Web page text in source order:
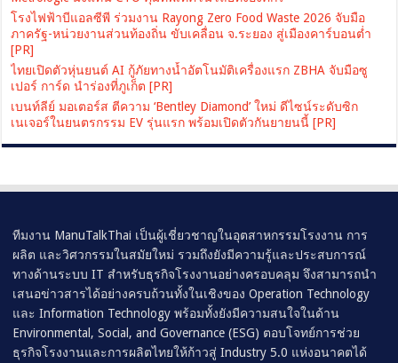
โรงไฟฟ้าบีแอลซีพี ร่วมงาน Rayong Zero Food Waste 2026 จับมือ
ภาครัฐ-หน่วยงานส่วนท้องถิ่น ขับเคลื่อน จ.ระยอง สู่เมืองคาร์บอนต่ำ
[PR]
ไทยเปิดตัวหุ่นยนต์ AI กู้ภัยทางน้ำอัตโนมัติเครื่องแรก ZBHA จับมือซู
เปอร์ การ์ด นำร่องที่ภูเก็ต [PR]
เบนท์ลีย์ มอเตอร์ส ตีความ ‘Bentley Diamond’ ใหม่ ดีไซน์ระดับซิก
เนเจอร์ในยนตรกรรม EV รุ่นแรก พร้อมเปิดตัวกันยายนนี้ [PR]
ทีมงาน ManuTalkThai เป็นผู้เชี่ยวชาญในอุตสาหกรรมโรงงาน การ
ผลิต และวิศวกรรมในสมัยใหม่ รวมถึงยังมีความรู้และประสบการณ์
ทางด้านระบบ IT สำหรับธุรกิจโรงงานอย่างครอบคลุม จึงสามารถนำ
เสนอข่าวสารได้อย่างครบถ้วนทั้งในเชิงของ Operation Technology
และ Information Technology พร้อมทั้งยังมีความสนใจในด้าน
Environmental, Social, and Governance (ESG) ตอบโจทย์การช่วย
ธุรกิจโรงงานและการผลิตไทยให้ก้าวสู่ Industry 5.0 แห่งอนาคตได้